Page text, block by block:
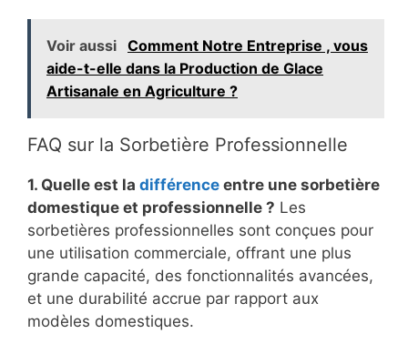
Voir aussi Comment Notre Entreprise , vous
aide-t-elle dans la Production de Glace
Artisanale en Agriculture ?
FAQ sur la Sorbetière Professionnelle
1. Quelle est la différence entre une sorbetière
domestique et professionnelle ? Les
sorbetières professionnelles sont conçues pour
une utilisation commerciale, offrant une plus
grande capacité, des fonctionnalités avancées,
et une durabilité accrue par rapport aux
modèles domestiques.